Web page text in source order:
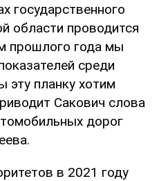
государственного
области проводится
прошлого года мы
среди
эту планку хотим
Сакович слова
дорог
в 2021 году